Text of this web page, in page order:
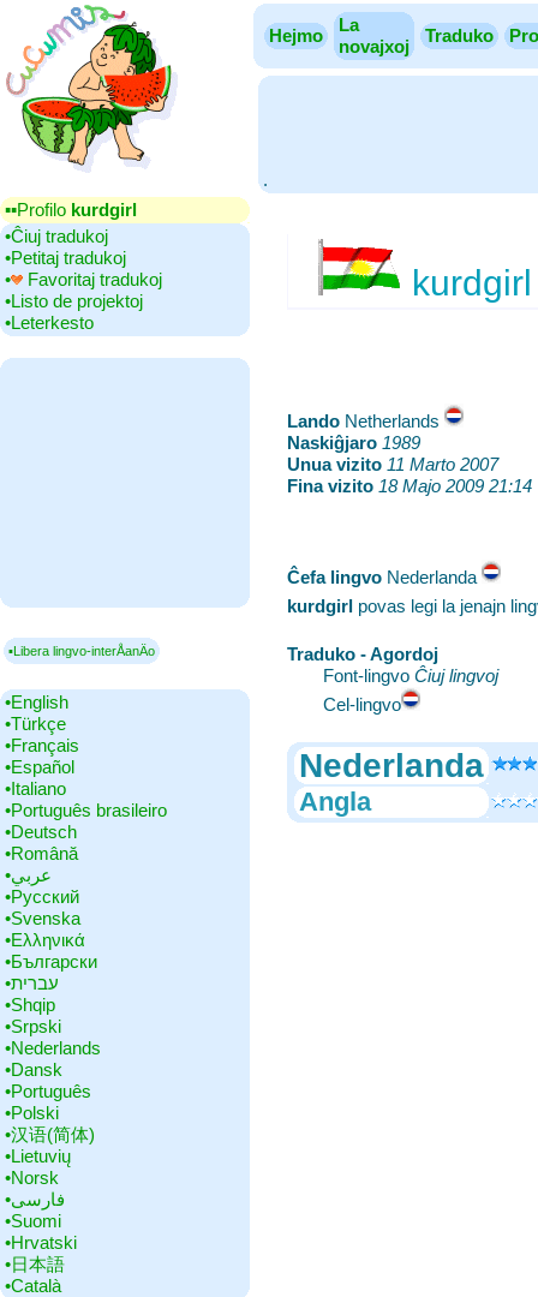
Hejmo
La
novajxoj
Traduko
.
▪▪‎Profilo kurdgirl
•‎Ĉiuj tradukoj
•‎Petitaj tradukoj
•‎
Favoritaj tradukoj
•‎Listo de projektoj
•‎Leterkesto
▪Libera lingvo-interÅanÄo
•‎English
•‎Türkçe
•‎Français
•‎Español
•‎Italiano
•‎Português brasileiro
•‎Deutsch
•‎Română
•‎عربي
•‎Русский
•‎Svenska
•‎Ελληνικά
•‎Български
•‎עברית
•‎Shqip
•‎Srpski
•‎Nederlands
•‎Dansk
•‎Português
•‎Polski
•‎汉语(简体)
•‎Lietuvių
•‎Norsk
•‎فارسی
•‎Suomi
•‎Hrvatski
•‎日本語
•‎Català
kurdgirl
Lando ‎Netherlands
Naskiĝjaro 1989
Unua vizito 11 Marto 2007
Fina vizito 18 Majo 2009 21:14
Ĉefa lingvo ‎Nederlanda
kurdgirl povas legi la jenajn
Traduko - Agordoj
Font-lingvo Ĉiuj lingvoj
Cel-lingvo
Nederlanda
Angla